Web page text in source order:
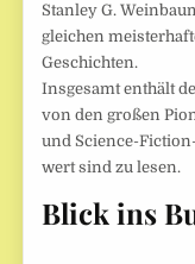
Stanley G.
gleichen
Geschichten.
Insgesamt enthält
von den großen
und Science-
wert sind zu lesen.
Blick ins